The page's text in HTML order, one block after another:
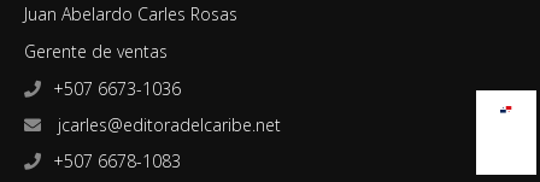
Juan Abelardo Carles Rosas
Gerente de ventas
+507 6673-1036
jcarles@editoradelcaribe.net
+507 6678-1083